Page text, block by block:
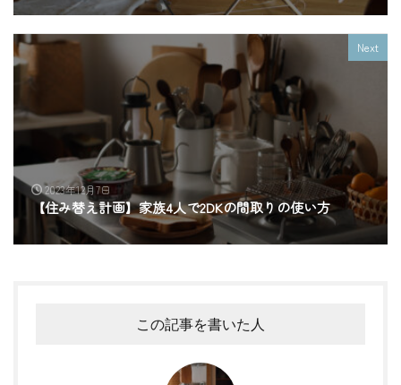
Next
2023年12月7日
【住み替え計画】家族4人で2DKの間取りの使い方
この記事を書いた人